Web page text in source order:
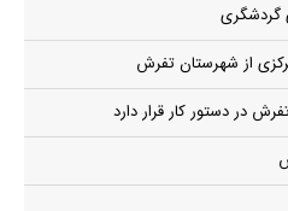
گردشگری
از شهرستان تفرش
در دستور کار قرار دارد